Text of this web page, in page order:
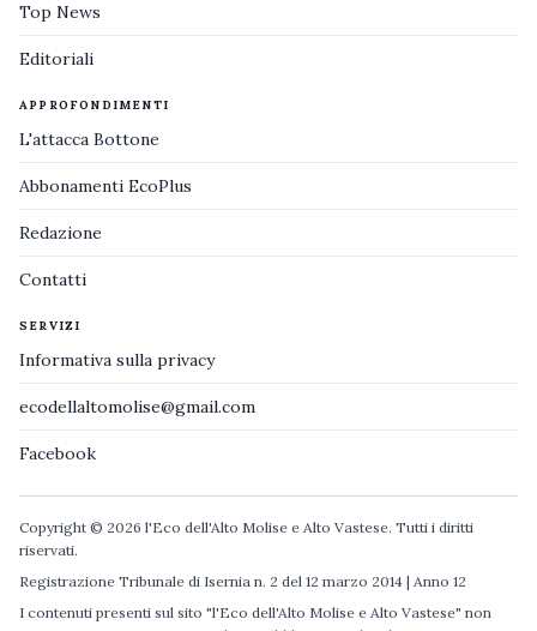
Top News
Editoriali
APPROFONDIMENTI
L'attacca Bottone
Abbonamenti EcoPlus
Redazione
Contatti
SERVIZI
Informativa sulla privacy
ecodellaltomolise@gmail.com
Facebook
Copyright © 2026 l'Eco dell'Alto Molise e Alto Vastese. Tutti i diritti
riservati.
Registrazione Tribunale di Isernia n. 2 del 12 marzo 2014 | Anno 12
I contenuti presenti sul sito "l'Eco dell'Alto Molise e Alto Vastese" non